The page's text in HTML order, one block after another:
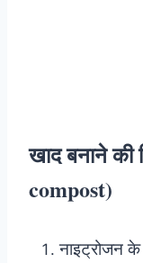
खाद बनाने
compost)
नाइट्रोजन